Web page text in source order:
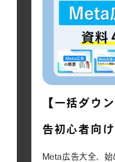
【一括ダウ
告初心者向
Meta広告大全、